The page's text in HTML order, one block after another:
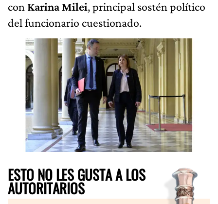
con Karina Milei, principal sostén político
del funcionario cuestionado.
ESTO NO LES GUSTA A LOS
AUTORITARIOS